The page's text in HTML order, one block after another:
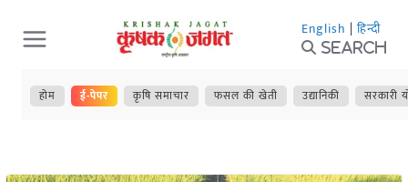
Skip
to
content
English | हिन्दी
Search
होम ई-पेपर कृषि समाचार फसल की खेती उद्यानिकी सरकारी